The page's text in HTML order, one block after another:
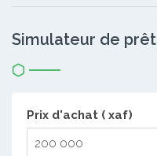
Simulateur de prêt
Prix d'achat ( xaf)